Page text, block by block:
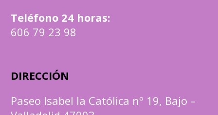
Teléfono 24 horas:
606 79 23 98
DIRECCIÓN
Paseo Isabel la Católica nº 19, Bajo –